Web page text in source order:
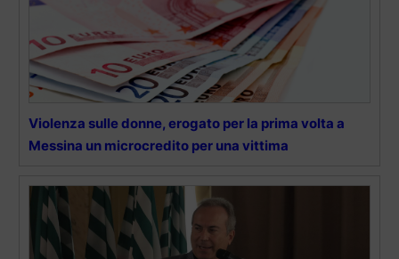
Violenza sulle donne, erogato per la prima volta a
Messina un microcredito per una vittima